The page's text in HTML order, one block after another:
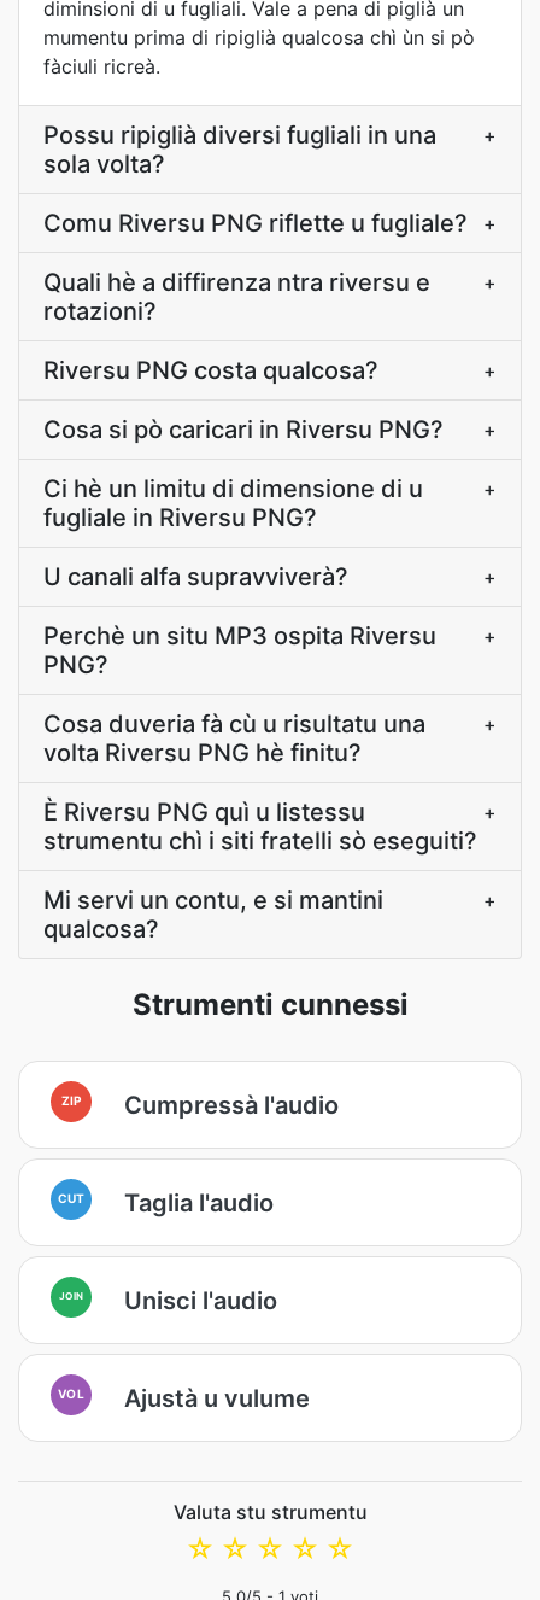
diminsioni di u fugliali. Vale a pena di piglià un
mumentu prima di ripiglià qualcosa chì ùn si pò
fàciuli ricreà.
Possu ripiglià diversi fugliali in una
sola volta?
+
Comu Riversu PNG riflette u fugliale? +
Quali hè a diffirenza ntra riversu e
rotazioni?
+
Riversu PNG costa qualcosa? +
Cosa si pò caricari in Riversu PNG? +
Ci hè un limitu di dimensione di u
fugliale in Riversu PNG?
+
U canali alfa supravviverà? +
Perchè un situ MP3 ospita Riversu
PNG?
+
Cosa duveria fà cù u risultatu una
volta Riversu PNG hè finitu?
+
È Riversu PNG quì u listessu
strumentu chì i siti fratelli sò eseguiti?
+
Mi servi un contu, e si mantini
qualcosa?
+
Strumenti cunnessi
ZIP Cumpressà l'audio
CUT Taglia l'audio
JOIN Unisci l'audio
VOL Ajustà u vulume
Valuta stu strumentu
☆
☆
☆
☆
☆